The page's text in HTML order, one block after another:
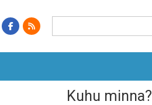
Kuhu minna?